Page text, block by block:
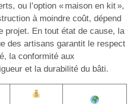
ou l’option « maison en kit »,
à moindre coût, dépend
projet. En tout état de cause, la
des artisans garantit le respect
la conformité aux
et la durabilité du bâti.